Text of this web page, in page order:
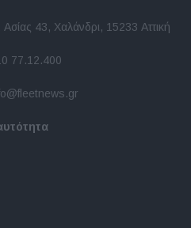
43, Χαλάνδρι, 15233 Αττική
77.12.400